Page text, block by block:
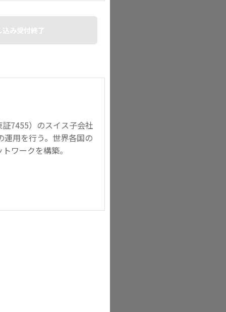
込み受付終了
7455）のスイス子会社
用を行う。世界各国の
ワークを構築。